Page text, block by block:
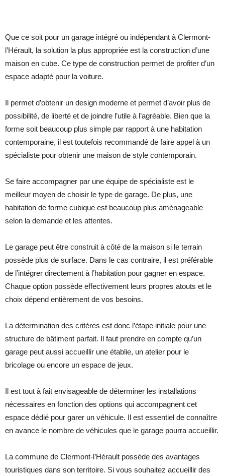
Que ce soit pour un garage intégré ou indépendant à Clermont-
l’Hérault, la solution la plus appropriée est la construction d’une
maison en cube. Ce type de construction permet de profiter d’un
espace adapté pour la voiture.
Il permet d’obtenir un design moderne et permet d’avoir plus de
possibilité, de liberté et de joindre l’utile à l’agréable. Bien que la
forme soit beaucoup plus simple par rapport à une habitation
contemporaine, il est toutefois recommandé de faire appel à un
spécialiste pour obtenir une maison de style contemporain.
Se faire accompagner par une équipe de spécialiste est le
meilleur moyen de choisir le type de garage. De plus, une
habitation de forme cubique est beaucoup plus aménageable
selon la demande et les attentes.
Le garage peut être construit à côté de la maison si le terrain
possède plus de surface. Dans le cas contraire, il est préférable
de l’intégrer directement à l’habitation pour gagner en espace.
Chaque option possède effectivement leurs propres atouts et le
choix dépend entièrement de vos besoins.
La détermination des critères est donc l’étape initiale pour une
structure de bâtiment parfait. Il faut prendre en compte qu’un
garage peut aussi accueillir une établie, un atelier pour le
bricolage ou encore un espace de jeux.
Il est tout à fait envisageable de déterminer les installations
nécessaires en fonction des options qui accompagnent cet
espace dédié pour garer un véhicule. Il est essentiel de connaître
en avance le nombre de véhicules que le garage pourra accueillir.
La commune de Clermont-l’Hérault possède des avantages
touristiques dans son territoire. Si vous souhaitez accueillir des